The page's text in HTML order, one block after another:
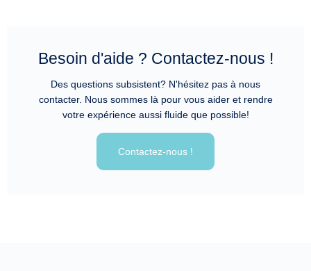
Besoin d'aide ? Contactez-nous !
Des questions subsistent? N'hésitez pas à nous
contacter. Nous sommes là pour vous aider et rendre
votre expérience aussi fluide que possible!
Contactez-nous !